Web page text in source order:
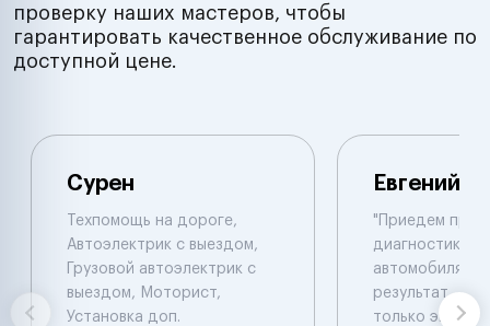
проверку наших мастеров, чтобы
гарантировать качественное обслуживание по
доступной цене.
Сурен
Техпомощь на дороге,
Автоэлектрик с выездом,
Грузовой автоэлектрик с
выездом, Моторист,
Установка доп.
Евгений
"Приедем
диагностику
автомобиля ,
результат ,
только